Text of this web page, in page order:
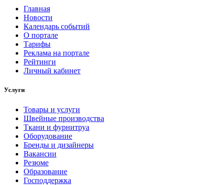
Главная
Новости
Календарь событий
О портале
Тарифы
Реклама на портале
Рейтинги
Личный кабинет
Услуги
Товары и услуги
Швейные производства
Ткани и фурнитруа
Оборудование
Бренды и дизайнеры
Вакансии
Резюме
Образование
Господдержка